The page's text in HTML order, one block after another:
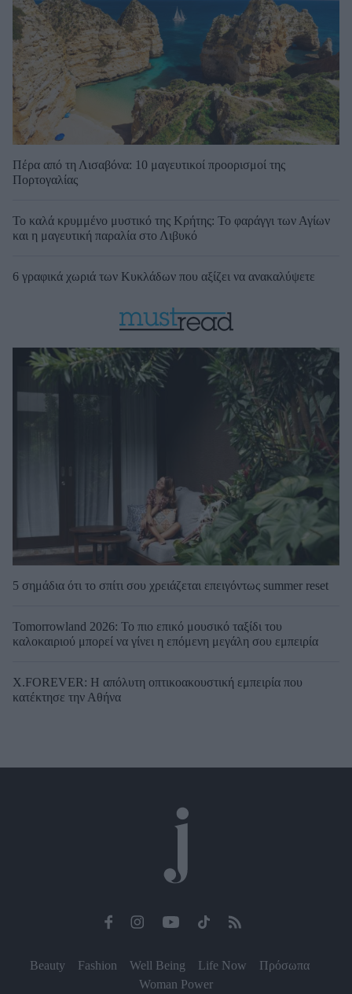
Πέρα από τη Λισαβόνα: 10 μαγευτικοί προορισμοί της
Πορτογαλίας
Το καλά κρυμμένο μυστικό της Κρήτης: Το φαράγγι των Αγίων
και η μαγευτική παραλία στο Λιβυκό
6 γραφικά χωριά των Κυκλάδων που αξίζει να ανακαλύψετε
5 σημάδια ότι το σπίτι σου χρειάζεται επειγόντως summer reset
Tomorrowland 2026: Το πιο επικό μουσικό ταξίδι του
καλοκαιριού μπορεί να γίνει η επόμενη μεγάλη σου εμπειρία
X.FOREVER: Η απόλυτη οπτικοακουστική εμπειρία που
κατέκτησε την Αθήνα
Beauty Fashion Well Being Life Now
Πρόσωπα
Woman Power